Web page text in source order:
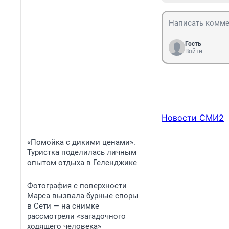
«Помойка с дикими ценами».
Туристка поделилась личным
опытом отдыха в Геленджике
Фотография с поверхности
Марса вызвала бурные споры
в Сети — на снимке
рассмотрели «загадочного
ходящего человека»
Гость
Войти
Новости СМИ2